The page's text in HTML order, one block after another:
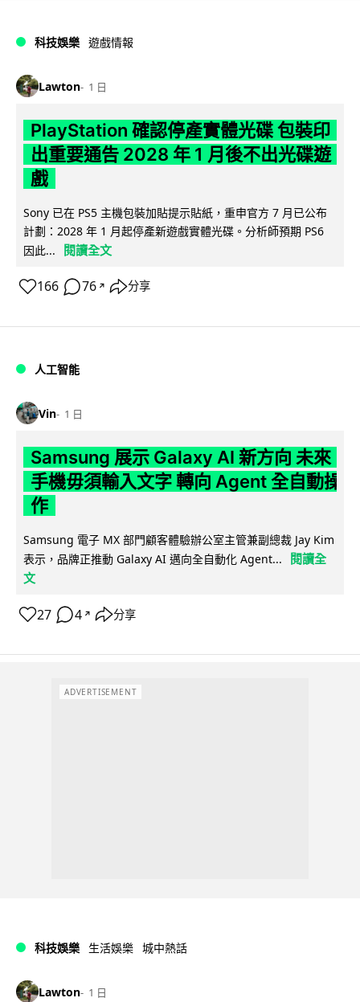
科技娛樂 遊戲情報
Lawton 1 日
PlayStation 確認停產實體光碟 包裝印
出重要通告 2028 年 1 月後不出光碟遊
戲
Sony 已在 PS5 主機包裝加貼提示貼紙，重申官方 7 月已公布
計劃：2028 年 1 月起停產新遊戲實體光碟。分析師預期 PS6
因此...
閱讀全文
166 76 ↗ 分享
人工智能
Vin 1 日
Samsung 展示 Galaxy AI 新方向 未來
手機毋須輸入文字 轉向 Agent 全自動操
作
Samsung 電子 MX 部門顧客體驗辦公室主管兼副總裁 Jay Kim
表示，品牌正推動 Galaxy AI 邁向全自動化 Agent...
閱讀全
文
27 4 ↗ 分享
ADVERTISEMENT
科技娛樂 生活娛樂 城中熱話
Lawton 1 日